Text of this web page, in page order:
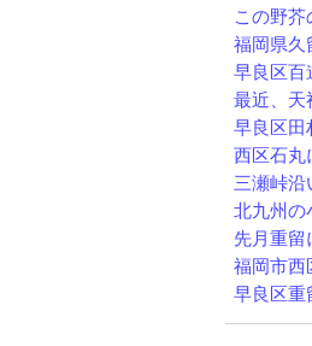
この野
福岡県
早良区百
最近、天
早良区田
西区石
三瀬峠
北九州の
先月重
福岡市
早良区重